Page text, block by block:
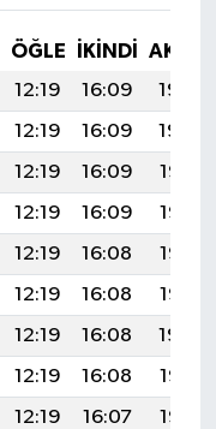
ÖĞLE İKINDI
12:19 16:09
19:29
12:19 16:09
19:29
12:19 16:09
19:28
12:19 16:09
19:27
12:19 16:08
19:26
12:19 16:08
19:25
12:19 16:08
19:24
12:19 16:08
19:23
12:19 16:07
19:22